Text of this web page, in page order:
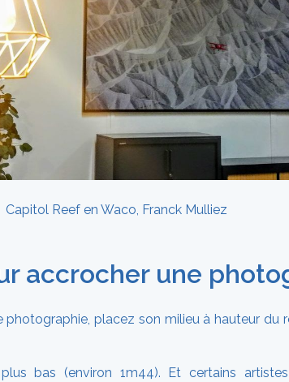
Capitol Reef en Waco, Franck Mulliez
accrocher une
placez son milieu à hauteur du
bas (environ 1m44). Et certains artistes